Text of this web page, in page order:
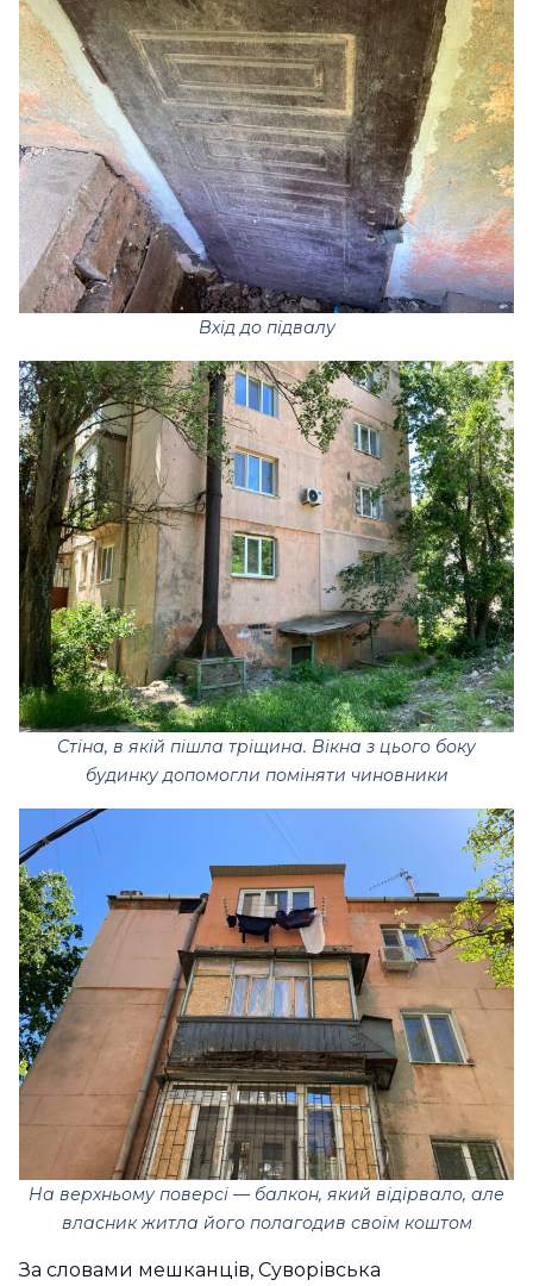
Вхід до підвалу
Стіна, в якій пішла тріщина. Вікна з цього боку
будинку допомогли поміняти чиновники
На верхньому поверсі — балкон, який відірвало, але
власник житла його полагодив своїм коштом
За словами мешканців, Суворівська